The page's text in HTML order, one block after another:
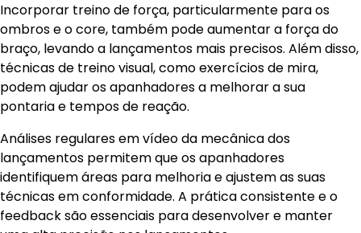
Incorporar treino de força, particularmente para os
ombros e o core, também pode aumentar a força do
braço, levando a lançamentos mais precisos. Além disso,
técnicas de treino visual, como exercícios de mira,
podem ajudar os apanhadores a melhorar a sua
pontaria e tempos de reação.
Análises regulares em vídeo da mecânica dos
lançamentos permitem que os apanhadores
identifiquem áreas para melhoria e ajustem as suas
técnicas em conformidade. A prática consistente e o
feedback são essenciais para desenvolver e manter